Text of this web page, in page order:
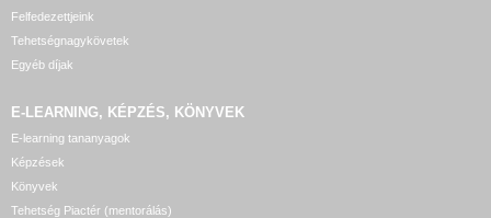
Felfedezettjeink
Tehetségnagykövetek
Egyéb díjak
E-LEARNING, KÉPZÉS, KÖNYVEK
E-learning tananyagok
Képzések
Könyvek
Tehetség Piactér (mentorálás)